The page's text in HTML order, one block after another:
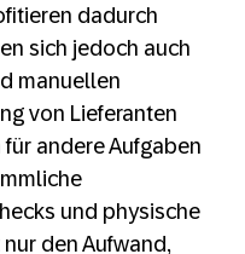
dadurch
sich jedoch auch
manuellen
von Lieferanten
andere Aufgaben
und physische
den Aufwand,